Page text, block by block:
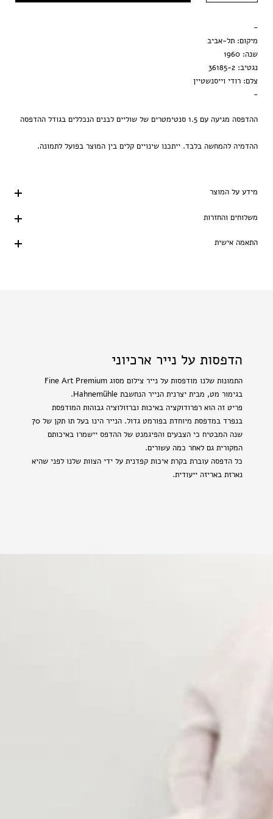
הדפסה בלבד
-
מיקום: תל-אביב
שנה: 1960
נגטיב: 36185-2
צלם: רודי וייסנשטיין
-
ההדפסה מגיעה עם 1.5 סנטימטרים של שוליים לבנים הנכללים בגודל ההדפסה
ההדמיה להמחשה בלבד. ייתכנו שינויים קלים בין המוצר בפועל לתמונה.
מידע על המוצר
משלוחים והחזרות
התאמה אישית
הדפסות על נייר ארכיוני
התמונות שלנו מודפסות על נייר צילום מסוג Fine Art Premium
בגימור מט, מבית יצרנית הנייר הנחשבת Hahnemühle.
פריט זה הוא רפרודוקציה באיכות וברזולוציה גבוהות המודפסת
בנפרד במדפסת מיוחדת בפורמט גדול. הנייר הינו בעל תו תקן של 70
שנה המבטיח כי הצבעים והפיגמנט של ההדפס יישמרו באיכותם
המקורית גם לאחר כמה עשורים.
כל הדפסה עוברת בקרת איכות קפדנית על ידי הצוות שלנו לפני שהיא
נארזת באריזה ייעודית.